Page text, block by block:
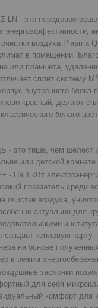
LN - это передовое
энергоэффективности,
воздуха Plasma
в помещении.
или планшета,
сплит систему
внутреннего
красный, делают
белого
- это тише, чем
или детской
- На 1 кВт
показатель среди
очистки воздуха,
актуально для
создает тепловую
на основе
в режим
заслонки
для себя
комфорт для